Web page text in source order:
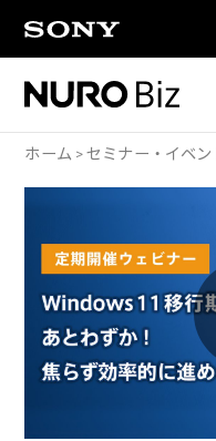
ホーム セミナー・イベン